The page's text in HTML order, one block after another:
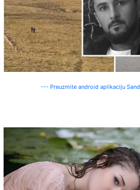
--- Preuzmite android aplikaciju